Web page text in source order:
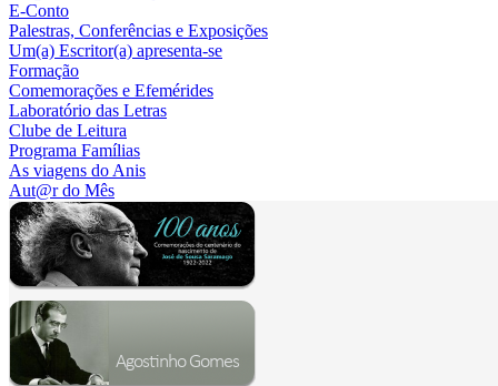
E-Conto
Palestras, Conferências e Exposições
Um(a) Escritor(a) apresenta-se
Formação
Comemorações e Efemérides
Laboratório das Letras
Clube de Leitura
Programa Famílias
As viagens do Anis
Aut@r do Mês